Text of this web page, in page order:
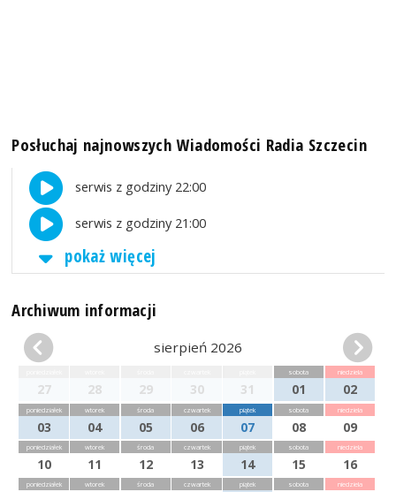
Posłuchaj najnowszych Wiadomości Radia Szczecin
serwis z godziny 22:00
serwis z godziny 21:00
pokaż więcej
Archiwum informacji
sierpień 2026
27 28 29 30 31
sobota
01
niedziela
02
poniedziałek
03
wtorek
04
środa
05
czwartek
06
piątek
07
sobota
08
niedziela
09
poniedziałek
10
wtorek
11
środa
12
czwartek
13
piątek
14
sobota
15
niedziela
16
poniedziałek wtorek środa czwartek piątek sobota niedziela